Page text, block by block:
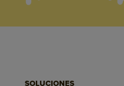
SOLUCIONES